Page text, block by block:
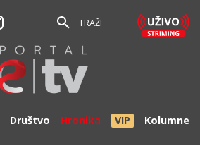
TRAŽI
Društvo Hronika VIP Kolumne